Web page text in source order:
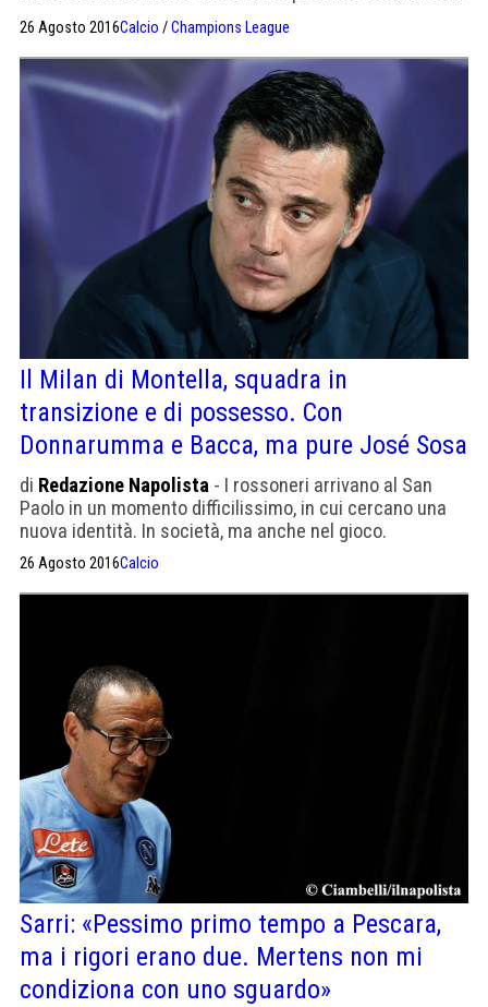
italiani.
26 Agosto 2016Calcio /Champions League
Il Milan di Montella, squadra in
transizione e di possesso. Con
Donnarumma e Bacca, ma pure José Sosa
di Redazione Napolista - I rossoneri arrivano al San
Paolo in un momento difficilissimo, in cui cercano una
nuova identità. In società, ma anche nel gioco.
26 Agosto 2016Calcio
Sarri: «Pessimo primo tempo a Pescara,
ma i rigori erano due. Mertens non mi
condiziona con uno sguardo»